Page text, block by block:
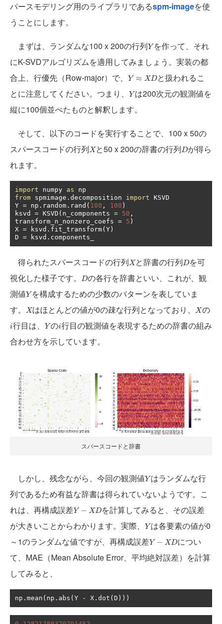
パースモデリング用のライブラリであるspm-imageを使
うことにします。
まずは、ランダムな100 x 200の行列Y
Yを作って、それ
にK-SVDアルゴリズムを適用してみましょう。実装の都
合上、行優先（Row-major）で、
Y ≈ XD
Y≈X D
と扱われるこ
とに注意してください。つまり、
Y
Yは200次元の観測値を
縦に100個並べたものと解釈します。
そして、以下のコードを実行することで、100 x 50の
スパースコードの行列X
Xと50 x 200の辞書の行列D
Dが得ら
れます。
import numpy as
from spmimage . decomposition import KSVD
Y = np . random . rand ( 100 , 100 )
ksvd = KSVD ( n_components = 50 ,
transform_n_nonzero_coefs = 5 )
X = ksvd . fit_transform( Y )
D = ksvd . components_
得られたスパースコードの行列X
Xと辞書の行列D
Dを可
視化した様子です。
D
Dの各行を辞書といい、これが、観
測値Y
Yを構成するための少数のパターンを表していま
す。
X
Xはほとんどの値が0の疎な行列となっており、X
Xの
i
i行目は、 Y
Yのi
i行目の観測値を表現するための辞書の組み
合わせ方を示しています。
スパースコードと辞書
しかし、残念ながら、今回の観測値Y
Yはランダムな行
列であるため有益な辞書は得られていないようです。こ
れは、再構成誤差Y − XD
Y− D
を計算してみると、その誤差
が大きいことからわかります。実際、
Y
Yは各要素の値が0
～1のランダムな値ですが、再構成誤差Y − XD
Y− D
につい
て、MAE（Mean Absolute Error、平均絶対誤差）を計算
してみると、
np . mean ( np . abs ( Y - X . dot ( D )))